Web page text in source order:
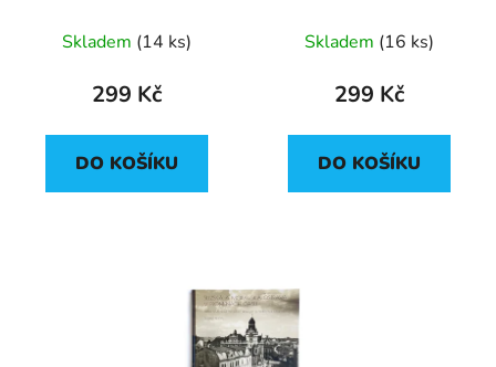
Skladem (14 ks)
299 Kč
DO KOŠÍKU
Skladem (16 ks)
299 Kč
DO KOŠÍKU